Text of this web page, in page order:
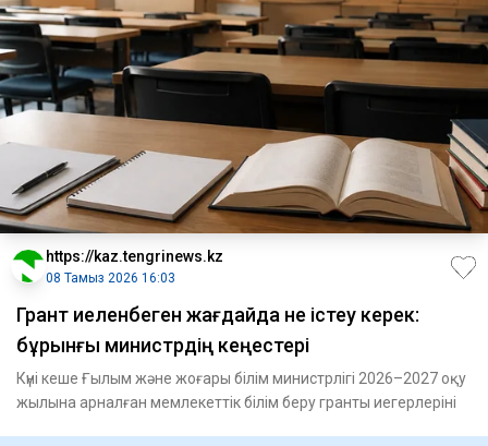
https://kaz.tengrinews.kz
08 Тамыз 2026 16:03
Грант иеленбеген жағдайда не істеу керек:
бұрынғы министрдің кеңестері
Күні кеше Ғылым және жоғары білім министрлігі 2026–2027 оқу
жылына арналған мемлекеттік білім беру гранты иегерлеріні